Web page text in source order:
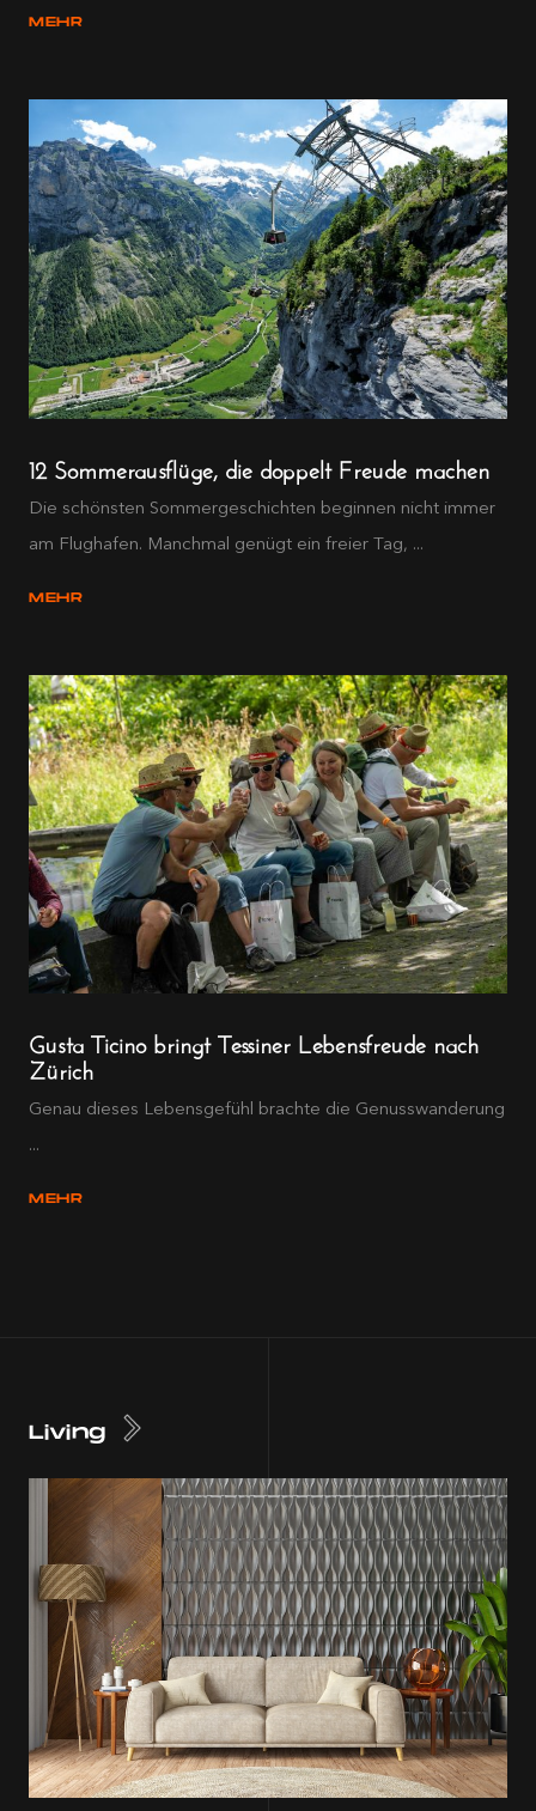
MEHR
12 Sommerausflüge, die doppelt Freude machen
Die schönsten Sommergeschichten beginnen nicht immer
am Flughafen. Manchmal genügt ein freier Tag, ...
MEHR
Gusta Ticino bringt Tessiner Lebensfreude nach
Zürich
Genau dieses Lebensgefühl brachte die Genusswanderung
...
MEHR
Living